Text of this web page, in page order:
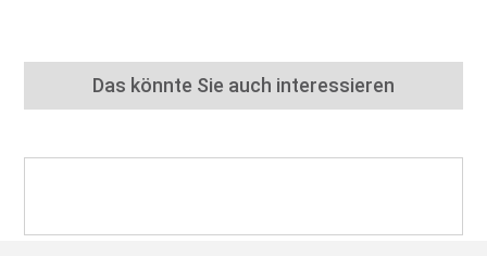
Das könnte Sie auch interessieren